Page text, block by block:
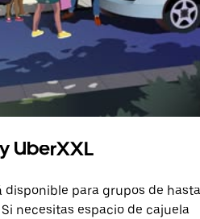
UberXXL
disponible para grupos de hasta
necesitas espacio de cajuela